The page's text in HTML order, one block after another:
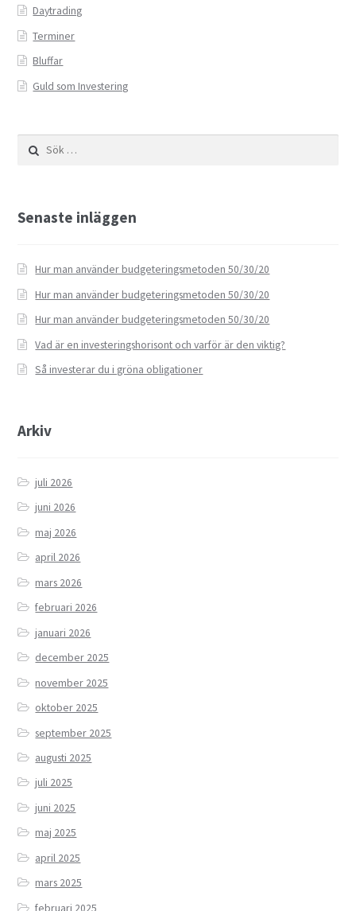
Daytrading
Terminer
Bluffar
Guld som Investering
Sök
efter:
Senaste inläggen
Hur man använder budgeteringsmetoden 50/30/20
Hur man använder budgeteringsmetoden 50/30/20
Hur man använder budgeteringsmetoden 50/30/20
Vad är en investeringshorisont och varför är den viktig?
Så investerar du i gröna obligationer
Arkiv
juli 2026
juni 2026
maj 2026
april 2026
mars 2026
februari 2026
januari 2026
december 2025
november 2025
oktober 2025
september 2025
augusti 2025
juli 2025
juni 2025
maj 2025
april 2025
mars 2025
februari 2025